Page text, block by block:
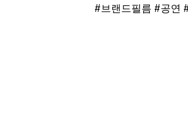
#브랜드필름 #공연